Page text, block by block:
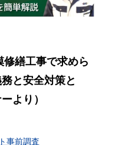
修繕工事で求めら
と安全対策と
より）
事前調査